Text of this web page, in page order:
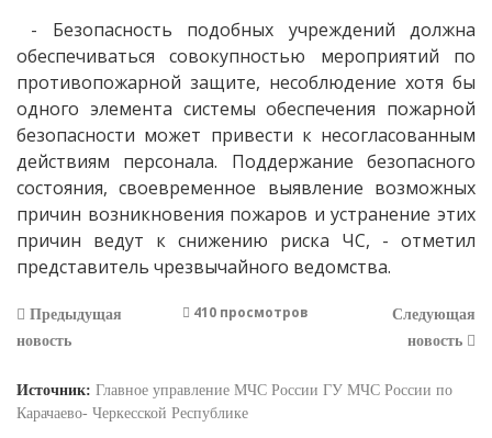
- Безопасность подобных учреждений должна
обеспечиваться совокупностью мероприятий по
противопожарной защите, несоблюдение хотя бы
одного элемента системы обеспечения пожарной
безопасности может привести к несогласованным
действиям персонала. Поддержание безопасного
состояния, своевременное выявление возможных
причин возникновения пожаров и устранение этих
причин ведут к снижению риска ЧС, - отметил
представитель чрезвычайного ведомства.
Предыдущая
новость
410 просмотров
Следующая
новость
Источник: Главное управление МЧС России ГУ МЧС России по
Карачаево- Черкесской Республике